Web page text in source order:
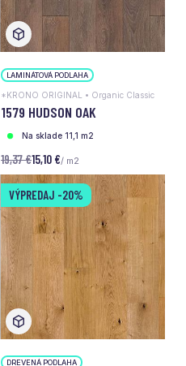
LAMINÁTOVÁ PODLAHA
*KRONO ORIGINAL • Organic Classic
1579 HUDSON OAK
Na sklade 11,1 m2
19,37 €15,10 €/ m2
VÝPREDAJ -20%
DREVENÁ PODLAHA